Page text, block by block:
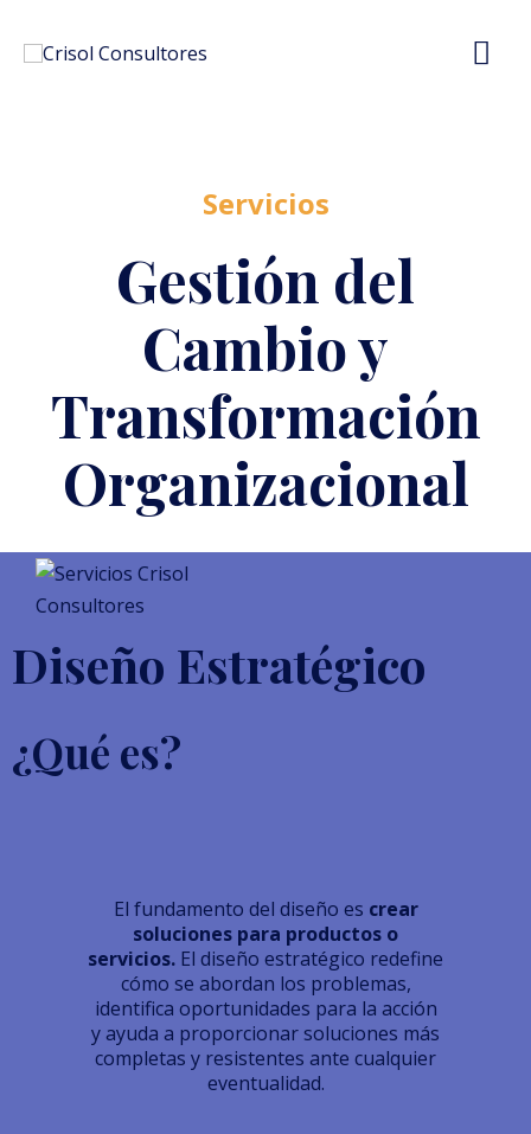
Servicios
Gestión del
Cambio y
Transformación
Organizacional
Diseño Estratégico
¿Qué es?
El fundamento del diseño es crear
soluciones para productos o
servicios. El diseño estratégico redefine
cómo se abordan los problemas,
identifica oportunidades para la acción
y ayuda a proporcionar soluciones más
completas y resistentes ante cualquier
eventualidad.